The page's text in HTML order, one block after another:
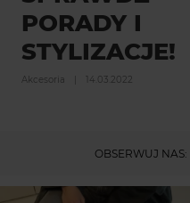
PORADY I
STYLIZACJE!
Akcesoria 14.03.2022
OBSERWUJ NAS: